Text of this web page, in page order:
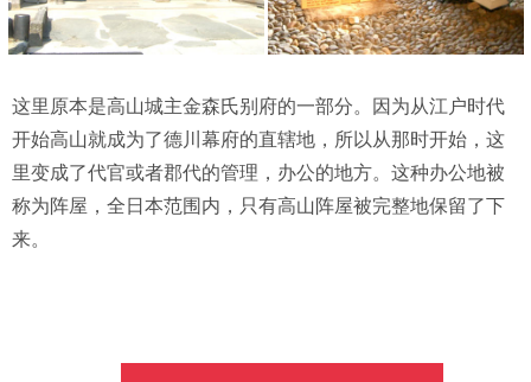
这里原本是高山城主金森氏别府的一部分。因为从江户时代
开始高山就成为了德川幕府的直辖地，所以从那时开始，这
里变成了代官或者郡代的管理，办公的地方。这种办公地被
称为阵屋，全日本范围内，只有高山阵屋被完整地保留了下
来。